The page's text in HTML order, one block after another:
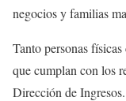
negocios y familias
Tanto personas
que cumplan con los
Dirección de